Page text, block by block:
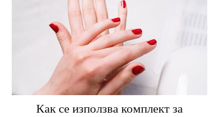
Как се използва комплект за